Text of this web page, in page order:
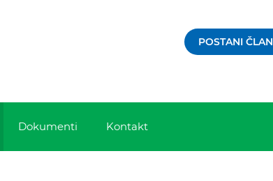
POSTANI ČLAN
Dokumenti Kontakt